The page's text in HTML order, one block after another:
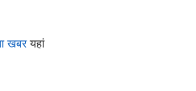
खबरयहां